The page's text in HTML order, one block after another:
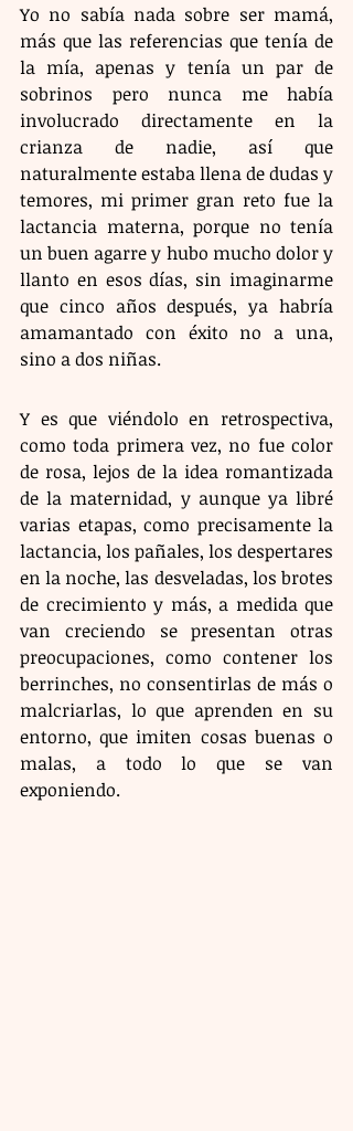
Yo no sabía nada sobre ser mamá,
más que las referencias que tenía de
la mía, apenas y tenía un par de
sobrinos pero nunca me había
involucrado directamente en la
crianza de nadie, así que
naturalmente estaba llena de dudas y
temores, mi primer gran reto fue la
lactancia materna, porque no tenía
un buen agarre y hubo mucho dolor y
llanto en esos días, sin imaginarme
que cinco años después, ya habría
amamantado con éxito no a una,
sino a dos niñas.
Y es que viéndolo en retrospectiva,
como toda primera vez, no fue color
de rosa, lejos de la idea romantizada
de la maternidad, y aunque ya libré
varias etapas, como precisamente la
lactancia, los pañales, los despertares
en la noche, las desveladas, los brotes
de crecimiento y más, a medida que
van creciendo se presentan otras
preocupaciones, como contener los
berrinches, no consentirlas de más o
malcriarlas, lo que aprenden en su
entorno, que imiten cosas buenas o
malas, a todo lo que se van
exponiendo.